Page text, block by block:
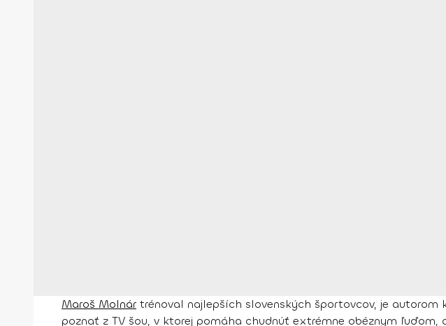
Maroš Molnár trénoval najlepších slovenských športovcov, je
poznať z TV šou, v ktorej pomáha chudnúť extrémne obéznym